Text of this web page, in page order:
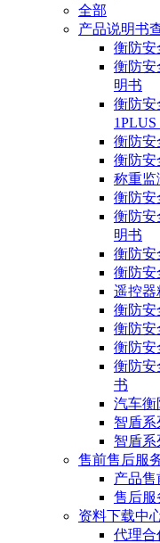
全部
产品说明书
衡防安
衡防安
明书
衡防安
1PLUS
衡防安
衡防安
称重监
衡防安
衡防安
明书
衡防安
衡防安
遥控器
衡防安
衡防安
衡防安
衡防安
书
汽车衡
智盾系
智盾
售前售后服
产品
售后服
资料下载中
代理合